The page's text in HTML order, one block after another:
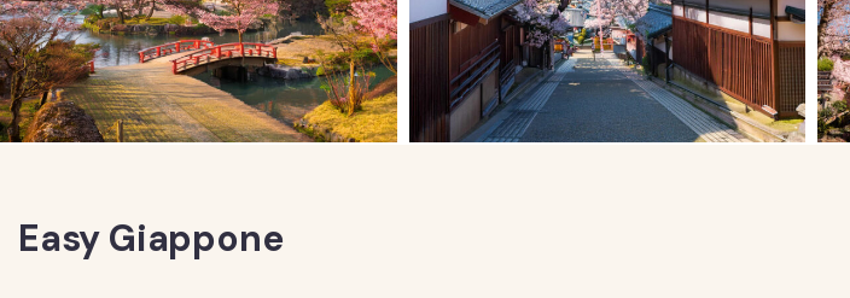
Easy Giappone